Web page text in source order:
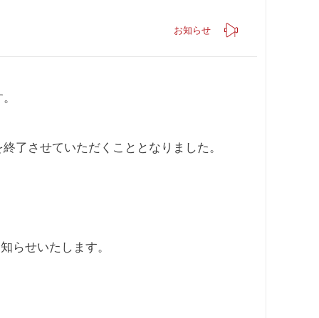
お知らせ
了させていただくこととなりました。
らせいたします。